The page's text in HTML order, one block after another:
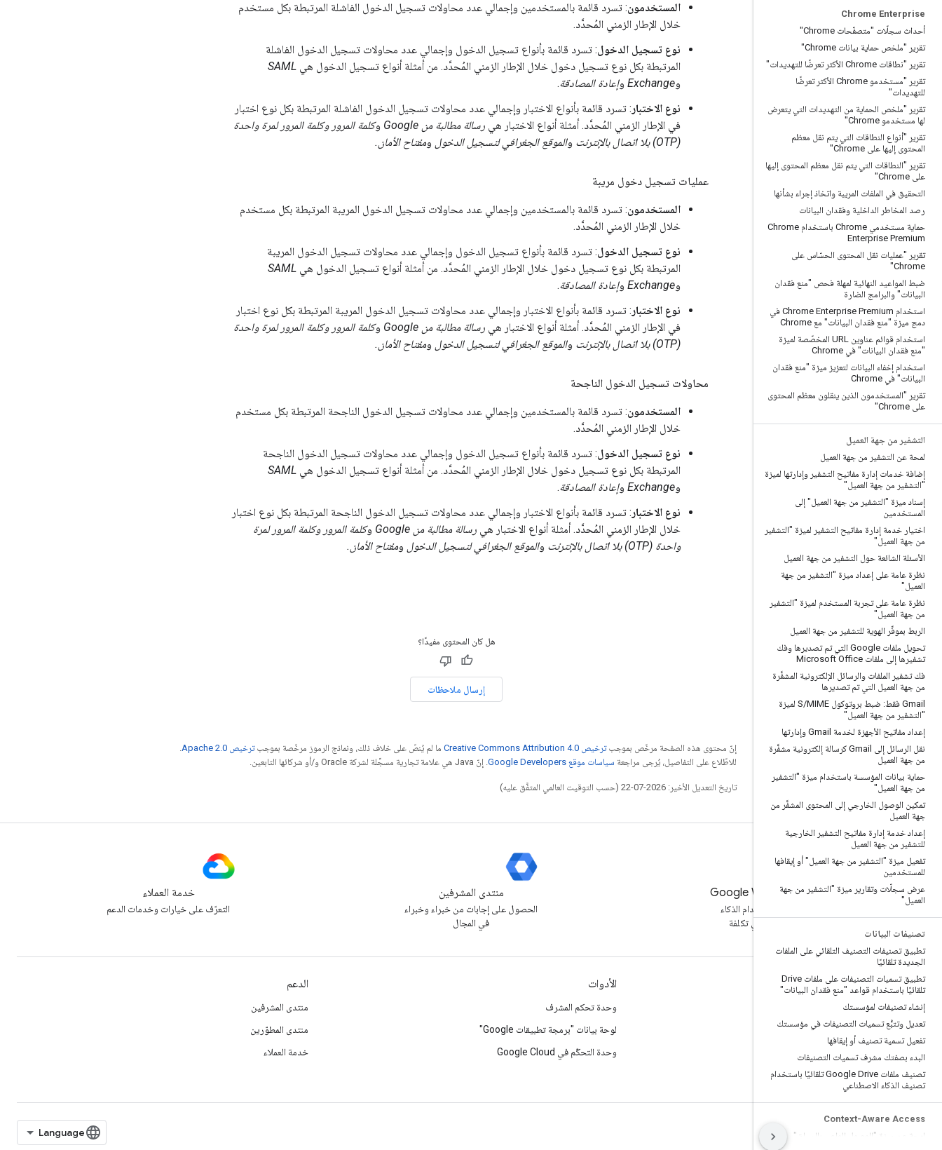
Chrome Enterprise
أحداث سجلّات "متصفّحات Chrome"
تقرير "ملخص حماية بيانات Chrome"
تقرير "نطاقات Chrome الأكثر تعرضًا للتهديدات"
تقرير "مستخدمو Chrome الأكثر تعرضًا
للتهديدات"
تقرير "ملخص الحماية من التهديدات التي يتعرض
لها مستخدمو Chrome"
تقرير "أنواع النطاقات التي يتم نقل معظم
المحتوى إليها على Chrome"
تقرير "النطاقات التي يتم نقل معظم المحتوى إليها
على Chrome"
التحقيق في الملفات المريبة واتخاذ إجراء بشأنها
رصد المخاطر الداخلية وفقدان البيانات
حماية مستخدمي Chrome باستخدام Chrome
Enterprise Premium
تقرير "عمليات نقل المحتوى الحسّاس على
Chrome"
ضبط المواعيد النهائية لمهلة فحص "منع فقدان
البيانات" والبرامج الضارة
استخدام Chrome Enterprise Premium في
دمج ميزة "منع فقدان البيانات" مع Chrome
استخدام قوائم عناوين URL المخصّصة لميزة
"منع فقدان البيانات" في Chrome
استخدام إخفاء البيانات لتعزيز ميزة "منع فقدان
البيانات" في Chrome
تقرير "المستخدمون الذين ينقلون معظم المحتوى
على Chrome"
التشفير من جهة العميل
لمحة عن التشفير من جهة العميل
إضافة خدمات إدارة مفاتيح التشفير وإدارتها لميزة
"التشفير من جهة العميل"
إسناد ميزة "التشفير من جهة العميل" إلى
المستخدمين
اختيار خدمة إدارة مفاتيح التشفير لميزة "التشفير
من جهة العميل"
الأسئلة الشائعة حول التشفير من جهة العميل
نظرة عامة على إعداد ميزة "التشفير من جهة
العميل"
نظرة عامة على تجربة المستخدم لميزة "التشفير
من جهة العميل"
الربط بموفِّر الهوية للتشفير من جهة العميل
تحويل ملفات Google التي تم تصديرها وفك
تشفيرها إلى ملفات Microsoft Office
فك تشفير الملفات والرسائل الإلكترونية المشفَّرة
من جهة العميل التي تم تصديرها
‫Gmail فقط: ضبط بروتوكول S
/
MIME لميزة
"التشفير من جهة العميل"
إعداد مفاتيح الأجهزة لخدمة Gmail وإدارتها
نقل الرسائل إلى Gmail كرسالة إلكترونية مشفَّرة
من جهة العميل
حماية بيانات المؤسسة باستخدام ميزة "التشفير
من جهة العميل"
تمكين الوصول الخارجي إلى المحتوى المشفَّر من
جهة العميل
إعداد خدمة إدارة مفاتيح التشفير الخارجية
للتشفير من جهة العميل
تفعيل ميزة "التشفير من جهة العميل" أو إيقافها
للمستخدمين
عرض سجلّات وتقارير ميزة "التشفير من جهة
العميل"
تصنيفات البيانات
تطبيق تصنيفات التصنيف التلقائي على الملفات
الجديدة تلقائيًا
تطبيق تسميات التصنيفات على ملفات Drive
تلقائيًا باستخدام قواعد "منع فقدان البيانات"
إنشاء تصنيفات لمؤسستك
تعديل وتتبُّع تسميات التصنيفات في مؤسستك
تفعيل تسمية تصنيف أو إيقافها
البدء بصفتك مشرف تسميات التصنيفات
تصنيف ملفات Google Drive تلقائيًا باستخدام
تصنيف الذكاء الاصطناعي
Context-Aware Access
لمحة عن ميزة "الوصول الواعي بالسياق"
المستخدمون: تسرد قائمة بالمستخدمين وإجمالي عدد محاولات تسجيل الدخول الفاشلة المرتبطة بكل مستخدم
خلال الإطار الزمني المُحدَّد.
نوع تسجيل الدخول: تسرد قائمة بأنواع تسجيل الدخول وإجمالي عدد محاولات تسجيل الدخول الفاشلة
المرتبطة بكل نوع تسجيل دخول خلال الإطار الزمني المُحدَّد. من أمثلة أنواع تسجيل الدخول هي SAML
وExchange وإعادة المصادقة.
نوع الاختبار : تسرد قائمة بأنواع الاختبار وإجمالي عدد محاولات تسجيل الدخول الفاشلة المرتبطة بكل نوع اختبار
في الإطار الزمني المُحدَّد. أمثلة أنواع الاختبار هي رسالة مطالبة من Google وكلمة المرور وكلمة المرور لمرة واحدة
(OTP) بلا اتصال بالإنترنت
والموقع الجغرافي لتسجيل الدخول ومفتاح الأمان.
عمليات تسجيل دخول مريبة
المستخدمون: تسرد قائمة بالمستخدمين وإجمالي عدد محاولات تسجيل الدخول المريبة المرتبطة بكل مستخدم
خلال الإطار الزمني المُحدَّد.
نوع تسجيل الدخول: تسرد قائمة بأنواع تسجيل الدخول وإجمالي عدد محاولات تسجيل الدخول المريبة
المرتبطة بكل نوع تسجيل دخول خلال الإطار الزمني المُحدَّد. من أمثلة أنواع تسجيل الدخول هي SAML
وExchange وإعادة المصادقة.
نوع الاختبار : تسرد قائمة بأنواع الاختبار وإجمالي عدد محاولات تسجيل الدخول المريبة المرتبطة بكل نوع اختبار
في الإطار الزمني المُحدَّد. أمثلة أنواع الاختبار هي رسالة مطالبة من Google وكلمة المرور وكلمة المرور لمرة واحدة
(OTP) بلا اتصال بالإنترنت
والموقع الجغرافي لتسجيل الدخول ومفتاح الأمان.
محاولات تسجيل الدخول الناجحة
المستخدمون: تسرد قائمة بالمستخدمين وإجمالي عدد محاولات تسجيل الدخول الناجحة المرتبطة بكل مستخدم
خلال الإطار الزمني المُحدَّد.
نوع تسجيل الدخول: تسرد قائمة بأنواع تسجيل الدخول وإجمالي عدد محاولات تسجيل الدخول الناجحة
المرتبطة بكل نوع تسجيل دخول خلال الإطار الزمني المُحدَّد. من أمثلة أنواع تسجيل الدخول هي SAML
وExchange وإعادة المصادقة.
نوع الاختبار : تسرد قائمة بأنواع الاختبار وإجمالي عدد محاولات تسجيل الدخول الناجحة المرتبطة بكل نوع اختبار
خلال الإطار الزمني المُحدَّد. أمثلة أنواع الاختبار هي رسالة مطالبة من Google وكلمة المرور وكلمة المرور لمرة
واحدة (OTP) بلا اتصال بالإنترنت
والموقع الجغرافي لتسجيل الدخول ومفتاح الأمان.
هل كان المحتوى مفيدًا؟
إرسال ملاحظات
إنّ محتوى هذه الصفحة مرخّص بموجبترخيص Creative Commons Attribution 4.0‏ ما لم يُنصّ على خلاف ذلك، ونماذج الرموز مرخّصة بموجبترخيص Apache 2.0‏
.
للاطّلاع على التفاصيل، يُرجى مراجعة سياسات موقع Google Developers‏ . إنّ Java هي علامة تجارية مسجَّلة لشركة Oracle و/أو شركائها التابعين.
تاريخ التعديل الأخير: 2026-07-22 (حسب التوقيت العالمي المتفَّق عليه)
تجربة Google Workspace
زيادة الإنتاجية باستخدام الذكاء
الاصطناعي بدون أي تكلفة
منتدى المشرفين
الحصول على إجابات من خبراء وخبراء
في المجال
خدمة العملاء
التعرّف على خيارات وخدمات الدعم
الوثائق والتدريب
مراكز المساعدة
دلائل المطوّرين
مركز تدريب
مهارات Google
الأدوات
وحدة تحكم المشرف
لوحة بيانات "برمجة تطبيقات Google"
وحدة التحكّم في Google Cloud
الدعم
منتدى المشرفين
منتدى المطوّرين
خدمة العملاء
البنود الخصوصية Manage cookies